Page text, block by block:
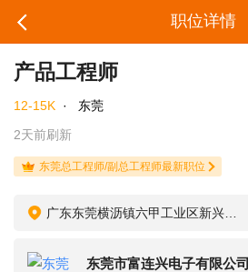
职位详情
产品工程师
12-15K ·
东莞
2天前刷新
东莞总工程师/副总工程师最新职位
东莞市富连兴电子有限公司